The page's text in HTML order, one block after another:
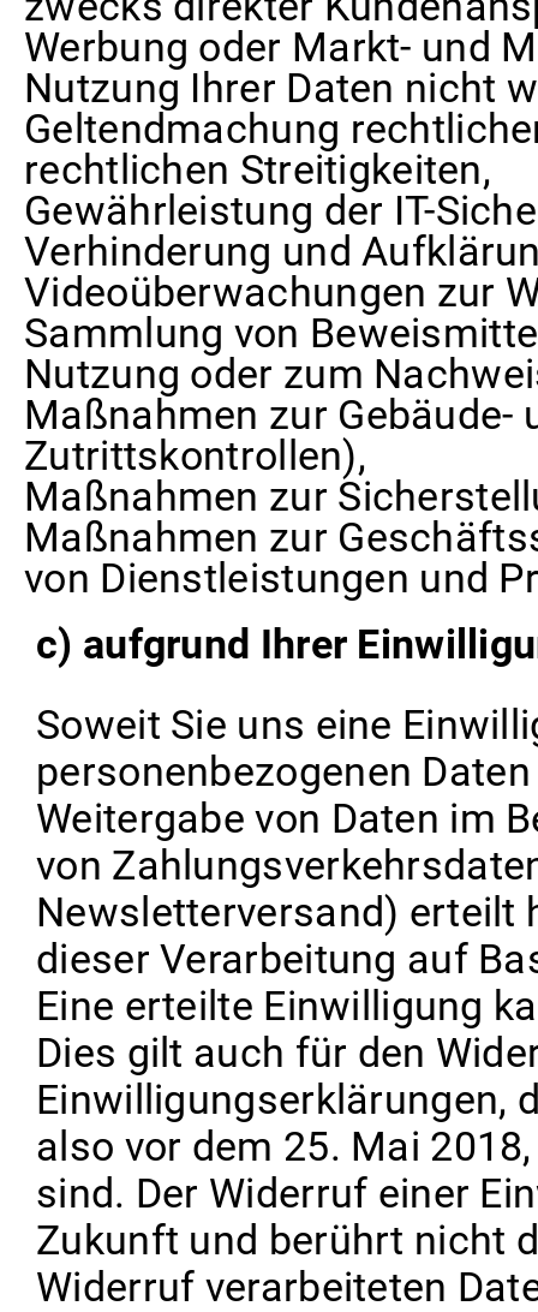
Werbung oder Markt- und
Nutzung Ihrer Daten nicht
Geltendmachung
rechtlichen Streitigkeiten,
Gewährleistung der IT-
Verhinderung und
Videoüberwachungen zur
Sammlung von
Nutzung oder zum
Maßnahmen zur Gebäude-
Zutrittskontrollen),
Maßnahmen zur
Maßnahmen zur
von Dienstleistungen und
c) aufgrund Ihrer
Soweit Sie uns eine
personenbezogenen
Weitergabe von Daten im
von
Newsletterversand) erteilt
dieser Verarbeitung auf
Eine erteilte Einwilligung
Dies gilt auch für den
Einwilligungserklärungen,
also vor dem 25. Mai
sind. Der Widerruf einer
Zukunft und berührt nicht
Widerruf verarbeiteten